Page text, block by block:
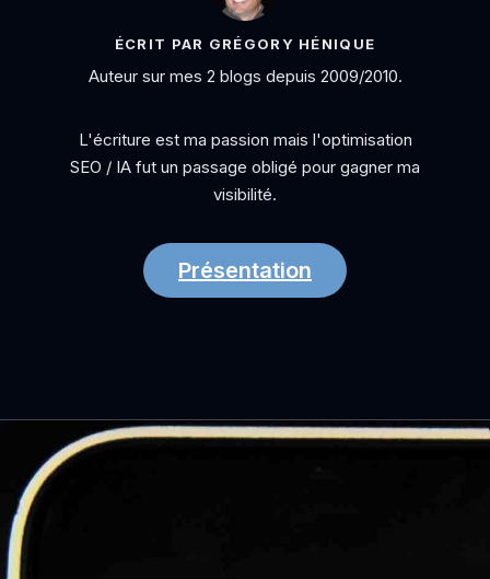
ÉCRIT PAR GRÉGORY HÉNIQUE
Auteur sur mes 2 blogs depuis 2009/2010.
L'écriture est ma passion mais l'optimisation
SEO / IA fut un passage obligé pour gagner ma
visibilité.
Présentation